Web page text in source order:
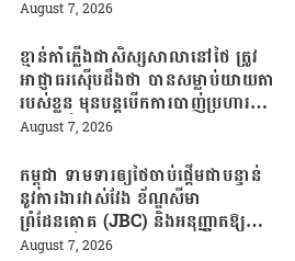
August 7, 2026
ខ្មាន់កាំភ្លើងជាសិស្សសាលានៅថៃ ត្រូវ
អាជ្ញាធរស៊ើបដឹងថា បានសម្លាប់យាយតា
របស់ខ្លួន មុនបន្តបើកការបាញ់ប្រហារនៅ
សាលារៀន
August 7, 2026
កម្ពុជា ទាមទារឲ្យថៃចាប់ផ្តើមជាបន្ទាន់
នូវការងារវាស់វែង ខ័ណ្ឌសីមា
ព្រំដែនគោគ (JBC) និងអនុញ្ញាតឱ្យ
ពលរដ្ឋភៀសសឹកវិលទៅលំនៅឋានវិញ
August 7, 2026